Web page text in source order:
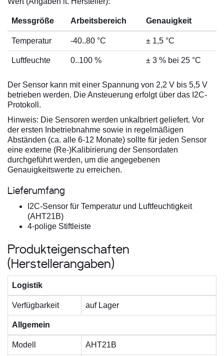
Messgröße Arbeitsbereich Genauigkeit
Temperatur -40..80 °C ± 1,5 °C
Luftfeuchte 0..100 % ± 3 % bei 25 °C
Der Sensor kann mit einer Spannung von 2,2 V bis 5,5 V
betrieben werden. Die Ansteuerung erfolgt über das I2C-
Protokoll.
Hinweis: Die Sensoren werden unkalbriert geliefert. Vor
der ersten Inbetriebnahme sowie in regelmäßigen
Abständen (ca. alle 6-12 Monate) sollte für jeden Sensor
eine externe (Re-)Kalibirierung der Sensordaten
durchgeführt werden, um die angegebenen
Genauigkeitswerte zu erreichen.
Lieferumfang
I2C-Sensor für Temperatur und Luftfeuchtigkeit
(AHT21B)
4-polige Stiftleiste
Produkteigenschaften
(Herstellerangaben)
Logistik
Verfügbarkeit auf Lager
Allgemein
Modell AHT21B